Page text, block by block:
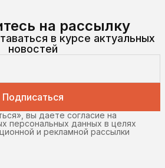
на рассылку
в курсе актуальных
новостей
Подписаться
вы даете согласие на
персональных данных в целях
и рекламной рассылки